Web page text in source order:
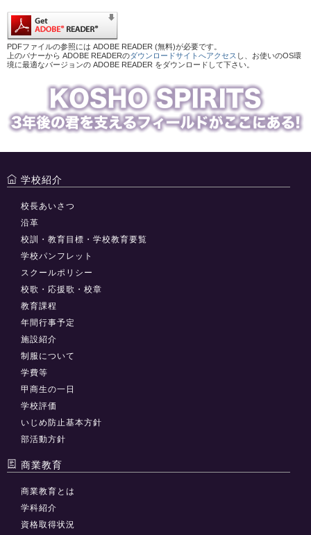
PDFファイルの参照には ADOBE READER (無料)が必要です。
上のバナーから ADOBE READERのダウンロードサイトへアクセス し、お使いのOS環
境に最適なバージョンの ADOBE READER をダウンロードして下さい。
学校紹介
校長あいさつ
沿革
校訓・教育目標・学校教育要覧
学校パンフレット
スクールポリシー
校歌・応援歌・校章
教育課程
年間行事予定
施設紹介
制服について
学費等
甲商生の一日
学校評価
いじめ防止基本方針
部活動方針
商業教育
商業教育とは
学科紹介
資格取得状況